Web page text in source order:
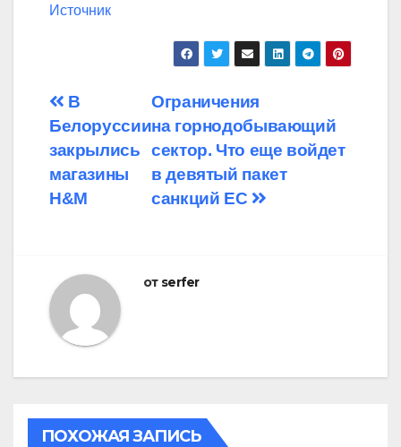
Источник
Навигация
по
записям
Ограничения
на горнодобывающий
сектор. Что еще войдет
в девятый пакет
санкций ЕС
В
Белоруссии
закрылись
магазины
H&M
от serfer
ПОХОЖАЯ ЗАПИСЬ